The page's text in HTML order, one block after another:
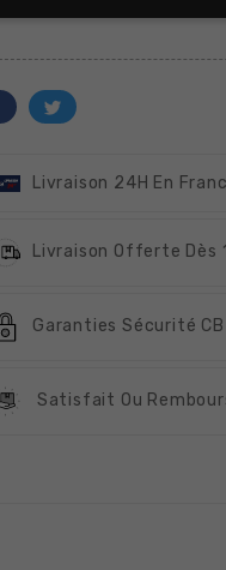
Livraison 24H En
Livraison Offerte Dès
Garanties Sécurité
Satisfait Ou